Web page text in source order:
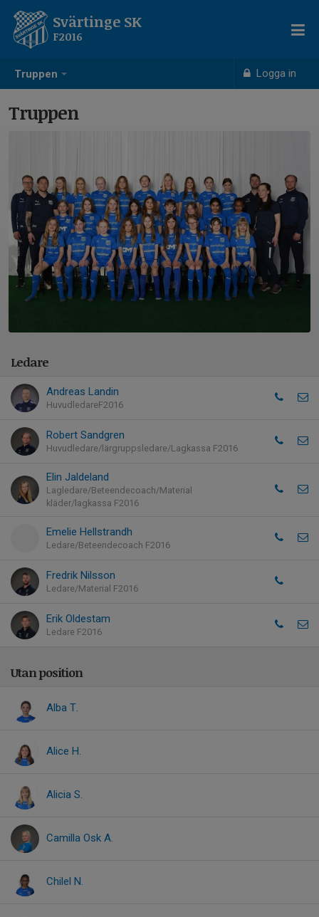
Truppen Logga in
Svärtinge SK
F2016
Truppen
Ledare
Andreas Landin
HuvudledareF2016
Robert Sandgren
Huvudledare/lärgruppsledare/Lagkassa F2016
Elin Jaldeland
Lagledare/Beteendecoach/Material
kläder/lagkassa F2016
Emelie Hellstrandh
Ledare/Beteendecoach F2016
Fredrik Nilsson
Ledare/Material F2016
Erik Oldestam
Ledare F2016
Utan position
Alba T.
Alice H.
Alicia S.
Camilla Osk A.
Chilel N.